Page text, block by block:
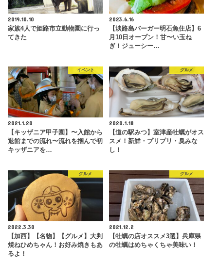
2019.10.10
家族4人で姫路市立動物園に行っ
てきた
2023.6.16
【淡路島バーガー明石魚住店】6
月10日オープン！甘〜い玉ね
ぎ！ジューシー…
イベント
2021.1.20
【キッザニア甲子園】〜入館から
退館までの流れ〜流れを掴んで初
キッザニアを…
グルメ
2020.1.18
【道の駅みつ】室津産牡蠣がオス
スメ！新鮮・プリプリ・臭みな
し！
グルメ
2022.3.30
【加西】【名物】【グルメ】大判
焼ねひめちゃん！お好み焼きもあ
るよ！
グルメ
2021.12.2
【牡蠣の店オススメ3選】兵庫県
の牡蠣はめちゃくちゃ美味い！